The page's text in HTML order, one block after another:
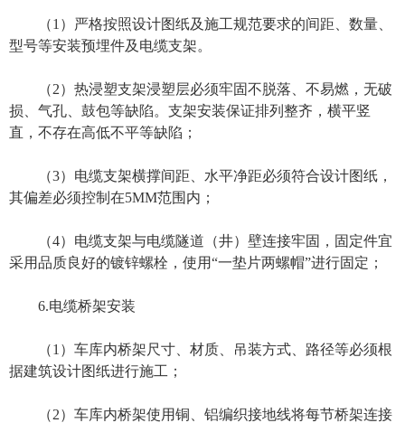
（1）严格按照设计图纸及施工规范要求的间距、数量、
型号等安装预埋件及电缆支架。
（2）热浸塑支架浸塑层必须牢固不脱落、不易燃，无破
损、气孔、鼓包等缺陷。支架安装保证排列整齐，横平竖
直，不存在高低不平等缺陷；
（3）电缆支架横撑间距、水平净距必须符合设计图纸，
其偏差必须控制在5MM范围内；
（4）电缆支架与电缆隧道（井）壁连接牢固，固定件宜
采用品质良好的镀锌螺栓，使用“一垫片两螺帽”进行固定；
6.电缆桥架安装
（1）车库内桥架尺寸、材质、吊装方式、路径等必须根
据建筑设计图纸进行施工；
（2）车库内桥架使用铜、铝编织接地线将每节桥架连接